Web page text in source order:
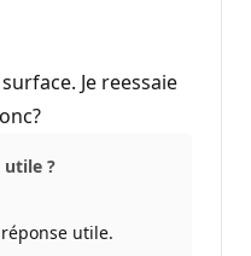
Je reessaie
utile ?
utile.